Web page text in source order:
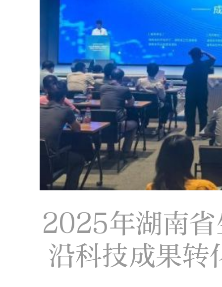
2025年湖南
沿科技成果转